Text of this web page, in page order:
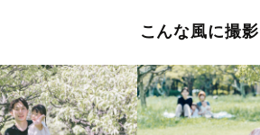
こんな風に撮